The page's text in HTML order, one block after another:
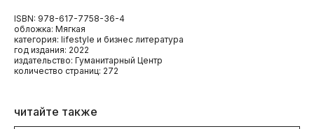
ISBN: 978-617-7758-36-4
обложка: Мягкая
категория: lifestyle и бизнес литература
год издания: 2022
издательство: Гуманитарный Центр
количество страниц: 272
читайте также